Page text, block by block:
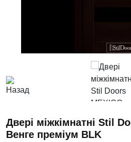
Двері міжкімнатні Stil
Венге преміум BLK